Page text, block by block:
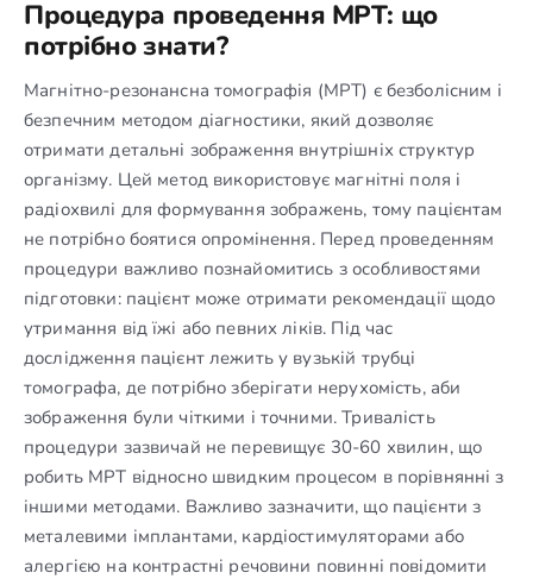
Процедура проведення МРТ: що
потрібно знати?
Магнітно-резонансна томографія (МРТ) є безболісним і
безпечним методом діагностики, який дозволяє
отримати детальні зображення внутрішніх структур
організму. Цей метод використовує магнітні поля і
радіохвилі для формування зображень, тому пацієнтам
не потрібно боятися опромінення. Перед проведенням
процедури важливо познайомитись з особливостями
підготовки: пацієнт може отримати рекомендації щодо
утримання від їжі або певних ліків. Під час
дослідження пацієнт лежить у вузькій трубці
томографа, де потрібно зберігати нерухомість, аби
зображення були чіткими і точними. Тривалість
процедури зазвичай не перевищує 30-60 хвилин, що
робить МРТ відносно швидким процесом в порівнянні з
іншими методами. Важливо зазначити, що пацієнти з
металевими імплантами, кардіостимуляторами або
алергією на контрастні речовини повинні повідомити